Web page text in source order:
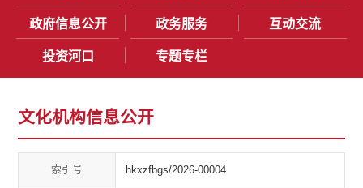
政府信息公开 政务服务 互动交流
投资河口 专题专栏
文化机构信息公开
索引号 hkxzfbgs/2026-00004